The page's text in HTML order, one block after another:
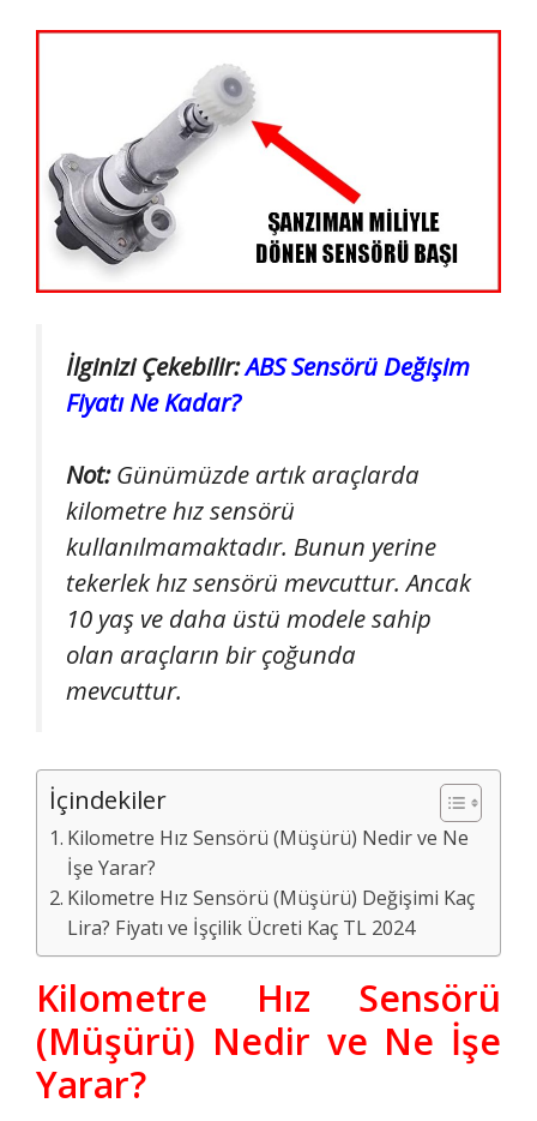
İlginizi Çekebilir:ABS Sensörü Değişim
Fiyatı Ne Kadar?
Not:Günümüzde artık araçlarda
kilometre hız sensörü
kullanılmamaktadır. Bunun yerine
tekerlek hız sensörü mevcuttur. Ancak
10 yaş ve daha üstü modele sahip
olan araçların bir çoğunda
mevcuttur.
İçindekiler
Kilometre Hız Sensörü (Müşürü) Nedir ve Ne
İşe Yarar?
Kilometre Hız Sensörü (Müşürü) Değişimi Kaç
Lira? Fiyatı ve İşçilik Ücreti Kaç TL 2024
Kilometre Hız Sensörü
(Müşürü) Nedir ve Ne İşe
Yarar?